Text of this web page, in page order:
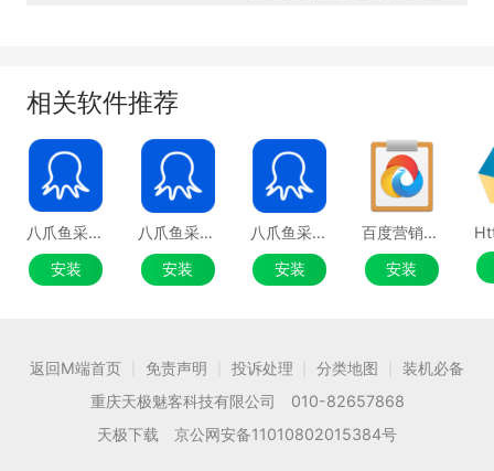
相关软件推荐
八爪鱼采集器官网版
安装
八爪鱼采集器官方版
安装
八爪鱼采集器
安装
百度营销客户端
安装
返回M端首页 免责声明 投诉处理 分类地图
装机必备
重庆天极魅客科技有限公司 010-82657868
天极下载 京公网安备11010802015384号